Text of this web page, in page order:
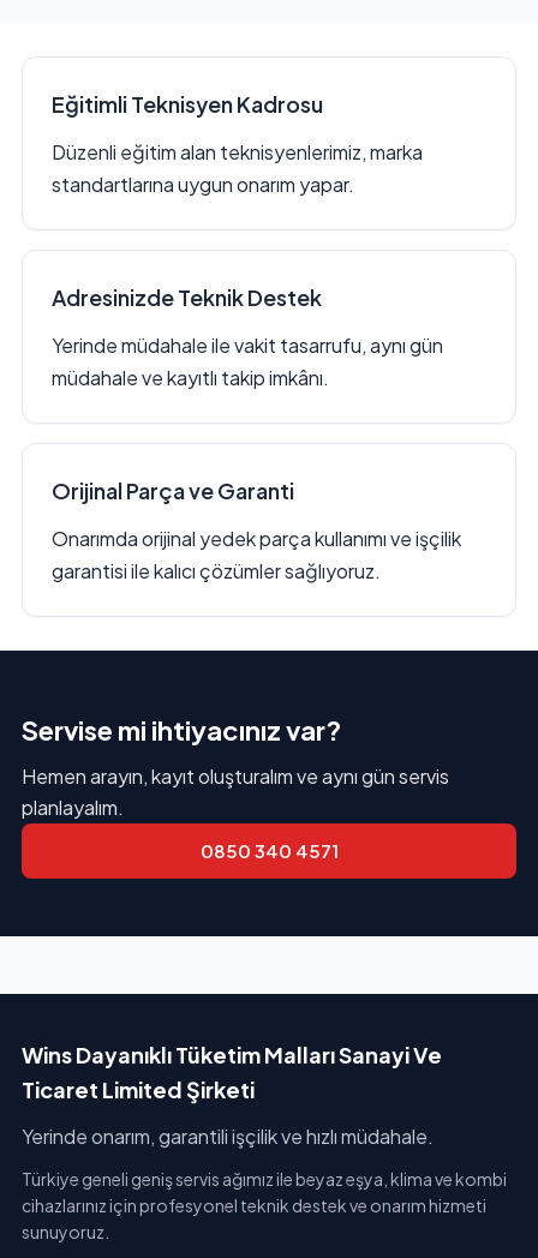
Eğitimli Teknisyen Kadrosu
Düzenli eğitim alan teknisyenlerimiz, marka
standartlarına uygun onarım yapar.
Adresinizde Teknik Destek
Yerinde müdahale ile vakit tasarrufu, aynı gün
müdahale ve kayıtlı takip imkânı.
Orijinal Parça ve Garanti
Onarımda orijinal yedek parça kullanımı ve işçilik
garantisi ile kalıcı çözümler sağlıyoruz.
Servise mi ihtiyacınız var?
Hemen arayın, kayıt oluşturalım ve aynı gün servis
planlayalım.
0850 340 4571
Wins Dayanıklı Tüketim Malları Sanayi Ve
Ticaret Limited Şirketi
Yerinde onarım, garantili işçilik ve hızlı müdahale.
Türkiye geneli geniş servis ağımız ile beyaz eşya, klima ve kombi
cihazlarınız için profesyonel teknik destek ve onarım hizmeti
sunuyoruz.